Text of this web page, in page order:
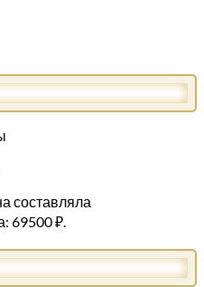
составляла
69500 ₽.